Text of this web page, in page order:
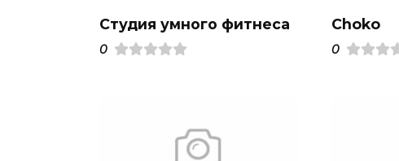
Студия умного фитнеса
0
Choko
0